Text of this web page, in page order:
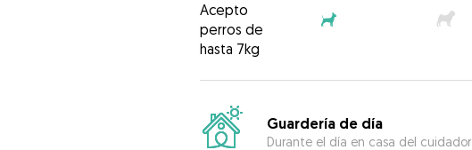
Acepto
perros de
hasta 7kg
Guardería de día
Durante el día en casa del cuidador